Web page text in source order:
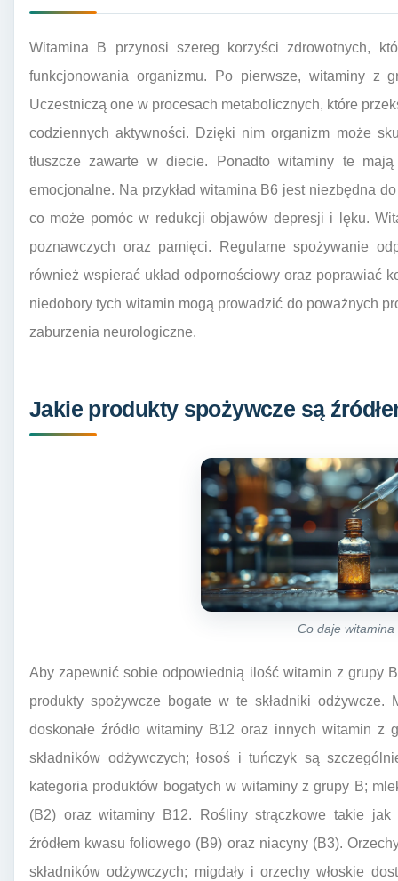
Witamina B przynosi szereg korzyści zdrowotnych,
funkcjonowania organizmu. Po pierwsze, witaminy z
Uczestniczą one w procesach metabolicznych, które
codziennych aktywności. Dzięki nim organizm może
tłuszcze zawarte w diecie. Ponadto witaminy te
emocjonalne. Na przykład witamina B6 jest niezbędna
co może pomóc w redukcji objawów depresji i lęku.
poznawczych oraz pamięci. Regularne spożywanie
również wspierać układ odpornościowy oraz poprawiać
niedobory tych witamin mogą prowadzić do poważnych
zaburzenia neurologiczne.
Jakie produkty spożywcze są
Co daje witamina
Aby zapewnić sobie odpowiednią ilość witamin z grupy
produkty spożywcze bogate w te składniki odżywcze.
doskonałe źródło witaminy B12 oraz innych witamin z
składników odżywczych; łosoś i tuńczyk są
kategoria produktów bogatych w witaminy z grupy B;
(B2) oraz witaminy B12. Rośliny strączkowe takie jak
źródłem kwasu foliowego (B9) oraz niacyny (B3).
składników odżywczych; migdały i orzechy włoskie